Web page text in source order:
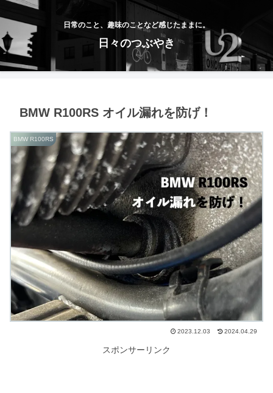
日常のこと、趣味のことなど感じたままに。
日々のつぶやき
BMW R100RS オイル漏れを防げ！
BMW R100RS
2023.12.03 2024.04.29
スポンサーリンク